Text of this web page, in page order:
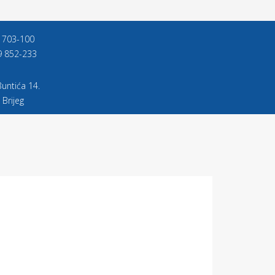
100
852-233
14.